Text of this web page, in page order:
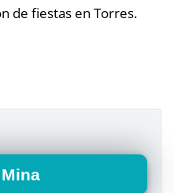
de fiestas en Torres.